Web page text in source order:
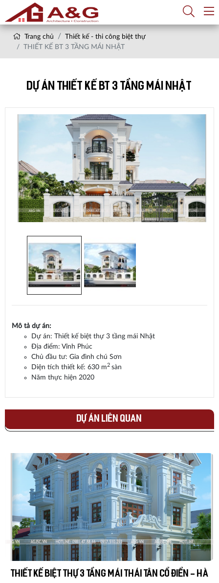
Trang chủ
Thiết kế - thi công biệt thự
THIẾT KẾ BT 3 TẦNG MÁI NHẬT
DỰ ÁN THIẾT KẾ BT 3 TẦNG MÁI NHẬT
Mô tả dự án:
Dự án: Thiết kế biệt thự 3 tầng mái Nhật
Địa điểm: Vĩnh Phúc
Chủ đầu tư: Gia đình chú Sơn
Diện tích thiết kế: 630 m 2 sàn
Năm thực hiện 2020
DỰ ÁN LIÊN QUAN
THIẾT KẾ BIỆT THỰ 3 TẦNG MÁI THÁI TÂN CỔ ĐIỂN - HÀ